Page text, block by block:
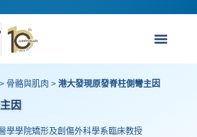
> 骨骼與肌肉 > 港大發現原發脊柱側彎主因
因
學學院矯形及創傷外科學系臨床教授